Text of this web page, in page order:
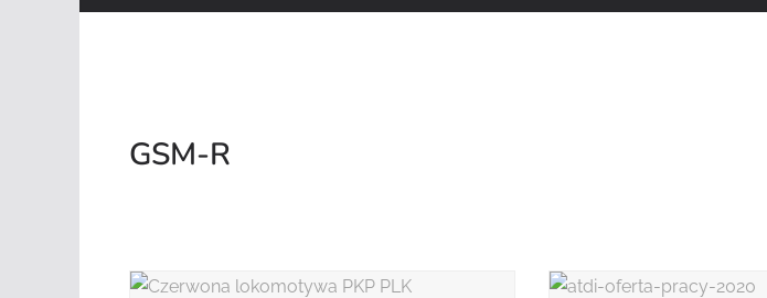
Najnowszy radiotelefon MOTOTRBO R7 od Motorola
GSM-R